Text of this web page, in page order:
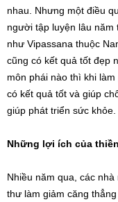
nhau. Nhưng một điều
người tập luyện lâu năm
như Vipassana thuộc
cũng có kết quả tốt đẹp
môn phái nào thì khi
có kết quả tốt và giúp
giúp phát triển sức khỏe.
Những lợi ích của
Nhiều năm qua, các
thư làm giảm căng